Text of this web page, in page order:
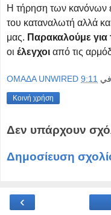
Η τήρηση των κανόνων
του καταναλωτή αλλά
μας. Παρακαλούμε για
οι έλεγχοι από τις
OMAΔΑ UNWIRED في
Κοινή χρήση
Δεν υπάρχουν
Δημοσίευση
‹